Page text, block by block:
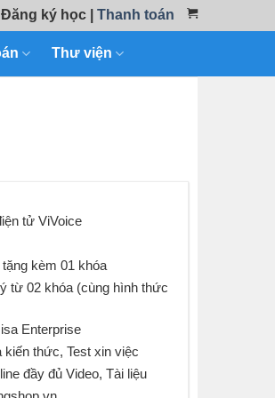
Đăng ký học| Thanh toán
Thư viện
tử ViVoice
kèm 01 khóa
từ 02 khóa (cùng hình thức
Enterprise
kiến thức, Test xin việc
đầy đủ Video, Tài liệu